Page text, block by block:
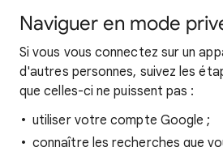
Naviguer en mode
Si vous vous connectez sur un
d'autres personnes, suivez les
que celles-ci ne puissent pas :
utiliser votre compte Google ;
connaître les recherches que